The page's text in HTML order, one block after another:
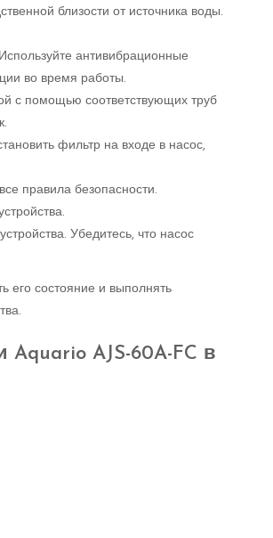
близости от источника воды.
антивибрационные
во время работы.
с помощью соответствующих труб
фильтр на входе в насос,
правила безопасности.
Убедитесь, что насос
его состояние и выполнять
AJS-60A-FC в